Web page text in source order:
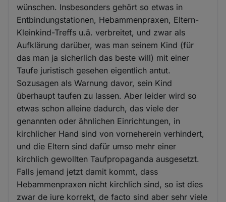
wünschen. Insbesonders gehört so etwas in
Entbindungstationen, Hebammenpraxen, Eltern-
Kleinkind-Treffs u.ä. verbreitet, und zwar als
Aufklärung darüber, was man seinem Kind (für
das man ja sicherlich das beste will) mit einer
Taufe juristisch gesehen eigentlich antut.
Sozusagen als Warnung davor, sein Kind
überhaupt taufen zu lassen. Aber leider wird so
etwas schon alleine dadurch, das viele der
genannten oder ähnlichen Einrichtungen, in
kirchlicher Hand sind von vorneherein verhindert,
und die Eltern sind dafür umso mehr einer
kirchlich gewollten Taufpropaganda ausgesetzt.
Falls jemand jetzt damit kommt, dass
Hebammenpraxen nicht kirchlich sind, so ist dies
zwar de iure korrekt, de facto sind aber sehr viele